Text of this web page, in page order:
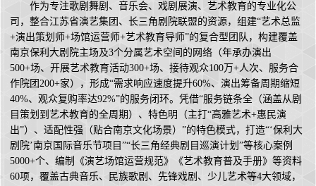
作为专注歌剧舞剧、音乐会、戏剧展演、艺术教育的专业化公
司，整合江苏省演艺集团、长三角剧院联盟的资源，组建“艺术总监
+演出策划师+场馆运营师+艺术教育导师”的复合型团队，构建覆盖
南京保利大剧院主场及3个分属艺术空间的网络（年承办演出
500+场、开展艺术教育活动300+场、接待观众100万+人次、服务合
作院团200+家），形成“需求响应速度提升60%、演出筹备周期缩短
40%、观众复购率达92%”的服务闭环。凭借“服务链条全（涵盖从剧
目策划到艺术教育的全周期）、特色明（主打“高雅艺术+惠民演
出”）、适配性强（贴合南京文化场景）”的特色模式，打造“‘保利大
剧院’南京国际音乐节项目”“长三角经典剧目巡演计划”等核心案例
5000+个、编制《演艺场馆运营规范》《艺术教育普及手册》等资料
60项，覆盖古典音乐、民族歌剧、先锋戏剧、少儿艺术等4大领域，